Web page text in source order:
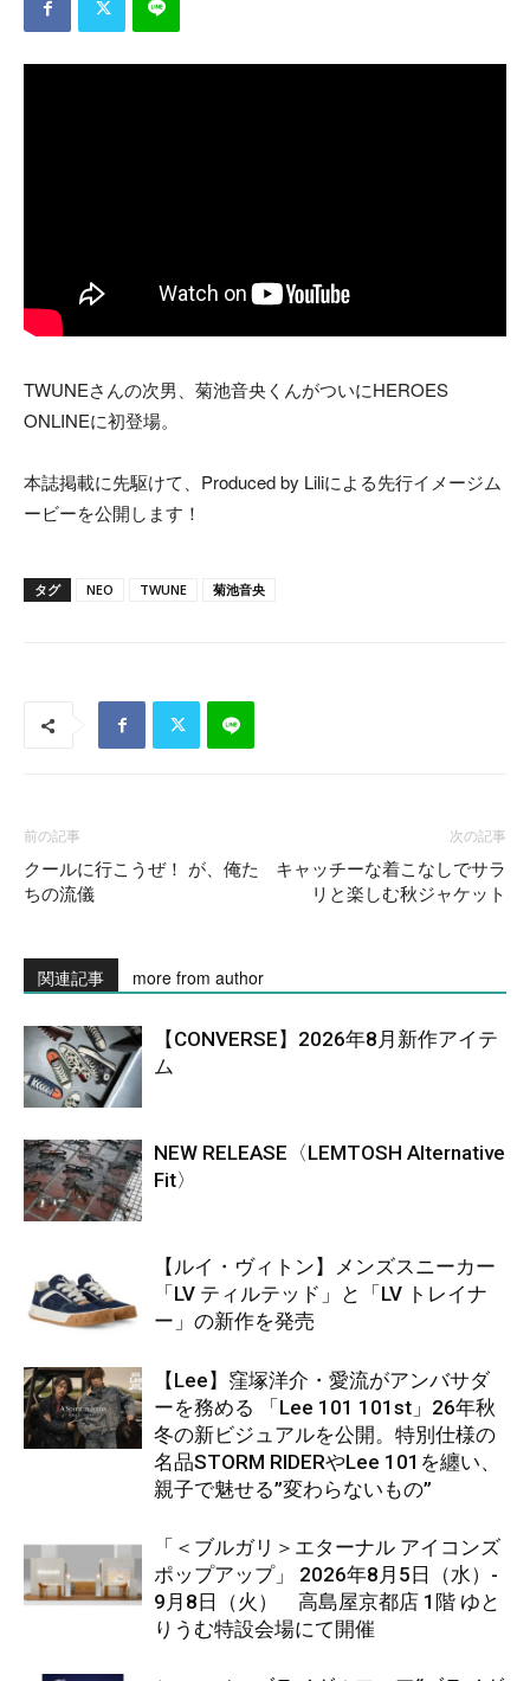
TWUNEさんの次男、菊池音央くんがついにHEROES
ONLINEに初登場。
本誌掲載に先駆けて、Produced by Liliによる先行イメージム
ービーを公開します！
タグ NEO TWUNE 菊池音央
前の記事
クールに行こうぜ！ が、俺た
ちの流儀
次の記事
キャッチーな着こなしでサラ
リと楽しむ秋ジャケット
関連記事 more from author
【CONVERSE】2026年8月新作アイテ
ム
NEW RELEASE〈LEMTOSH Alternative
Fit〉
【ルイ・ヴィトン】メンズスニーカー
「LV ティルテッド」と「LV トレイナ
ー」の新作を発売
【Lee】窪塚洋介・愛流がアンバサダ
ーを務める 「Lee 101 101st」26年秋
冬の新ビジュアルを公開。特別仕様の
名品STORM RIDERやLee 101を纏い、
親子で魅せる”変わらないもの”
「＜ブルガリ＞エターナル アイコンズ
ポップアップ」 2026年8月5日（水）-
9月8日（火） 高島屋京都店 1階 ゆと
りうむ特設会場にて開催